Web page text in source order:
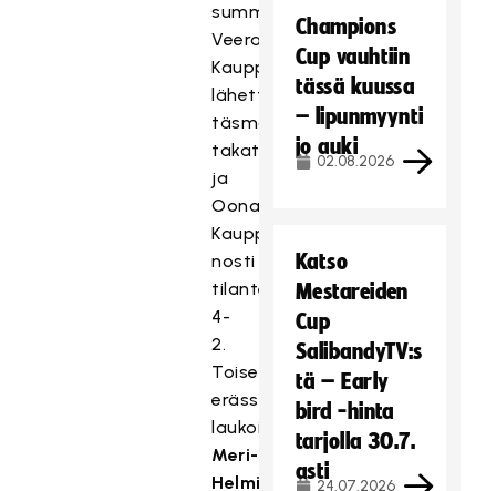
summeria
Veera
Kauppi
lähetti
täsmäsyötön
takatolpalle
ja
Oona
Kauppi
nosti
tilanteeksi
4-
2.
Toisessa
erässä
laukoi
Meri-
Helmi
Champions
Cup vauhtiin
tässä kuussa
– lipunmyynti
jo auki
02.08.2026
Katso
Mestareiden
Cup
SalibandyTV:s
tä – Early
bird -hinta
tarjolla 30.7.
asti
24.07.2026